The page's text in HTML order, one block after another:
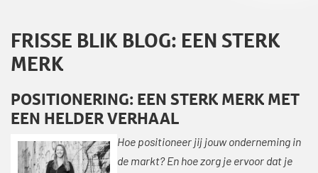
FRISSE BLIK BLOG: EEN STERK
MERK
POSITIONERING: EEN STERK MERK MET
EEN HELDER VERHAAL
Hoe positioneer jij jouw onderneming in
de markt? En hoe zorg je ervoor dat je